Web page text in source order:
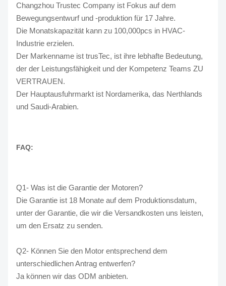
Changzhou Trustec Company ist Fokus auf dem
Bewegungsentwurf und -produktion für 17 Jahre.
Die Monatskapazität kann zu 100,000pcs in HVAC-
Industrie erzielen.
Der Markenname ist trusTec, ist ihre lebhafte Bedeutung,
der der Leistungsfähigkeit und der Kompetenz Teams ZU
VERTRAUEN.
Der Hauptausfuhrmarkt ist Nordamerika, das Nerthlands
und Saudi-Arabien.
FAQ:
Q1- Was ist die Garantie der Motoren?
Die Garantie ist 18 Monate auf dem Produktionsdatum,
unter der Garantie, die wir die Versandkosten uns leisten,
um den Ersatz zu senden.
Q2- Können Sie den Motor entsprechend dem
unterschiedlichen Antrag entwerfen?
Ja können wir das ODM anbieten.